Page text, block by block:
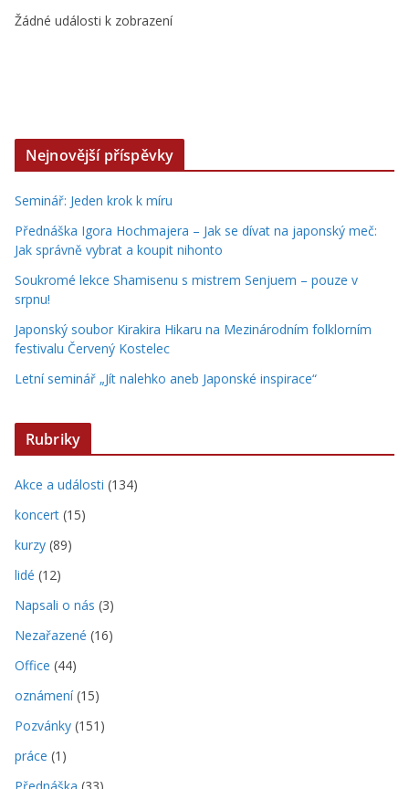
Žádné události k zobrazení
Nejnovější příspěvky
Seminář: Jeden krok k míru
Přednáška Igora Hochmajera – Jak se dívat na japonský meč:
Jak správně vybrat a koupit nihonto
Soukromé lekce Shamisenu s mistrem Senjuem – pouze v
srpnu!
Japonský soubor Kirakira Hikaru na Mezinárodním folklorním
festivalu Červený Kostelec
Letní seminář „Jít nalehko aneb Japonské inspirace“
Rubriky
Akce a události (134)
koncert (15)
kurzy (89)
lidé (12)
Napsali o nás (3)
Nezařazené (16)
Office (44)
oznámení(15)
Pozvánky (151)
práce (1)